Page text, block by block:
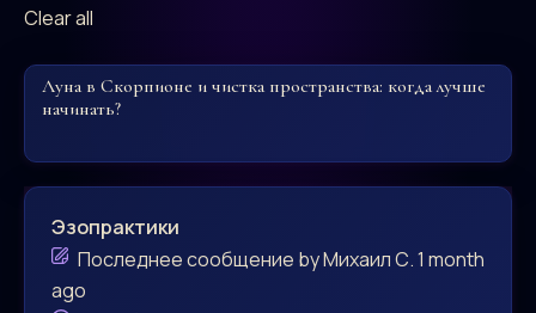
Clear all
Луна в Скорпионе и чистка пространства: когда лучше
начинать?
Эзопрактики
Последнее сообщение byМихаил С.1 month
ago